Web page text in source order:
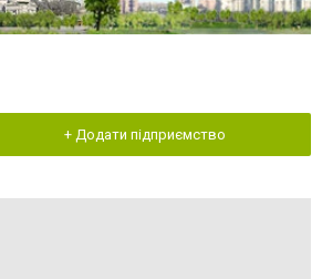
+ Додати підприємство